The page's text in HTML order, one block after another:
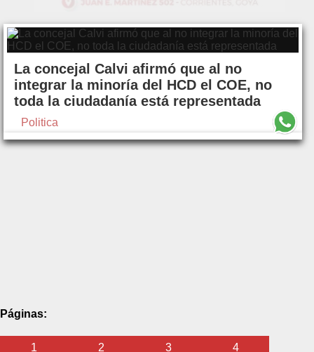
La concejal Calvi afirmó que al no
integrar la minoría del HCD el COE, no
toda la ciudadanía está representada
Politica
Páginas:
1 2 3 4